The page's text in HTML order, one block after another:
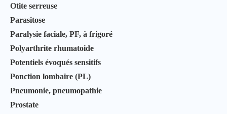
Otite serreuse
Parasitose
Paralysie faciale, PF, à frigoré
Polyarthrite rhumatoide
Potentiels évoqués sensitifs
Ponction lombaire (PL)
Pneumonie, pneumopathie
Prostate